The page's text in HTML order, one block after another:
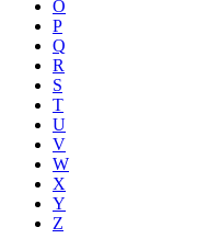
O
P
Q
R
S
T
U
V
W
X
Y
Z